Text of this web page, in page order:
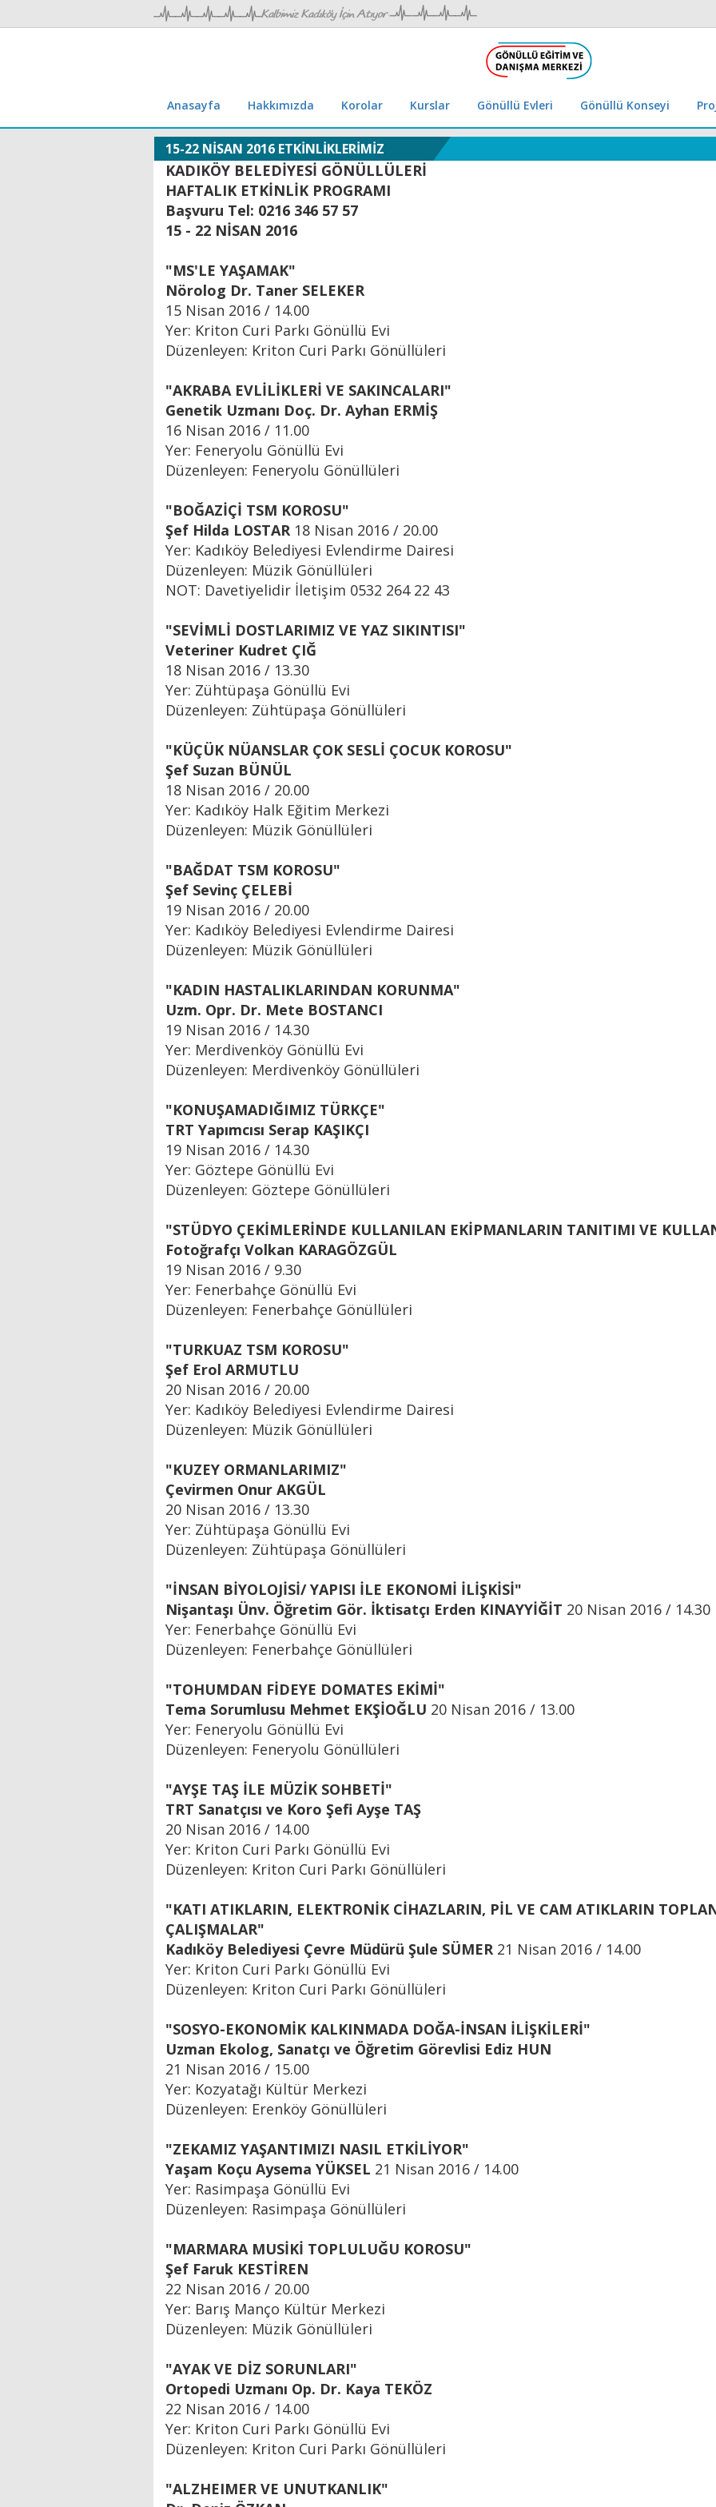
Anasayfa Hakkımızda Korolar Kurslar Gönüllü Evleri Gönüllü Konseyi
15-22 NİSAN 2016 ETKİNLİKLERİMİZ
KADIKÖY BELEDİYESİ GÖNÜLLÜLERİ
HAFTALIK ETKİNLİK PROGRAMI
Başvuru Tel: 0216 346 57 57
15 - 22 NİSAN 2016
"MS'LE YAŞAMAK"
Nörolog Dr. Taner SELEKER
15 Nisan 2016 / 14.00
Yer: Kriton Curi Parkı Gönüllü Evi
Düzenleyen: Kriton Curi Parkı Gönüllüleri
"AKRABA EVLİLİKLERİ VE SAKINCALARI"
Genetik Uzmanı Doç. Dr. Ayhan ERMİŞ
16 Nisan 2016 / 11.00
Yer: Feneryolu Gönüllü Evi
Düzenleyen: Feneryolu Gönüllüleri
"BOĞAZİÇİ TSM KOROSU"
Şef Hilda LOSTAR 18 Nisan 2016 / 20.00
Yer: Kadıköy Belediyesi Evlendirme Dairesi
Düzenleyen: Müzik Gönüllüleri
NOT: Davetiyelidir İletişim 0532 264 22 43
"SEVİMLİ DOSTLARIMIZ VE YAZ SIKINTISI"
Veteriner Kudret ÇIĞ
18 Nisan 2016 / 13.30
Yer: Zühtüpaşa Gönüllü Evi
Düzenleyen: Zühtüpaşa Gönüllüleri
"KÜÇÜK NÜANSLAR ÇOK SESLİ ÇOCUK KOROSU"
Şef Suzan BÜNÜL
18 Nisan 2016 / 20.00
Yer: Kadıköy Halk Eğitim Merkezi
Düzenleyen: Müzik Gönüllüleri
"BAĞDAT TSM KOROSU"
Şef Sevinç ÇELEBİ
19 Nisan 2016 / 20.00
Yer: Kadıköy Belediyesi Evlendirme Dairesi
Düzenleyen: Müzik Gönüllüleri
"KADIN HASTALIKLARINDAN KORUNMA"
Uzm. Opr. Dr. Mete BOSTANCI
19 Nisan 2016 / 14.30
Yer: Merdivenköy Gönüllü Evi
Düzenleyen: Merdivenköy Gönüllüleri
"KONUŞAMADIĞIMIZ TÜRKÇE"
TRT Yapımcısı Serap KAŞIKÇI
19 Nisan 2016 / 14.30
Yer: Göztepe Gönüllü Evi
Düzenleyen: Göztepe Gönüllüleri
"STÜDYO ÇEKİMLERİNDE KULLANILAN EKİPMANLARIN TANITIMI VE
Fotoğrafçı Volkan KARAGÖZGÜL
19 Nisan 2016 / 9.30
Yer: Fenerbahçe Gönüllü Evi
Düzenleyen: Fenerbahçe Gönüllüleri
"TURKUAZ TSM KOROSU"
Şef Erol ARMUTLU
20 Nisan 2016 / 20.00
Yer: Kadıköy Belediyesi Evlendirme Dairesi
Düzenleyen: Müzik Gönüllüleri
"KUZEY ORMANLARIMIZ"
Çevirmen Onur AKGÜL
20 Nisan 2016 / 13.30
Yer: Zühtüpaşa Gönüllü Evi
Düzenleyen: Zühtüpaşa Gönüllüleri
"İNSAN BİYOLOJİSİ/ YAPISI İLE EKONOMİ İLİŞKİSİ"
Nişantaşı Ünv. Öğretim Gör. İktisatçı Erden KINAYYİĞİT 20 Nisan 2016 / 14.30
Yer: Fenerbahçe Gönüllü Evi
Düzenleyen: Fenerbahçe Gönüllüleri
"TOHUMDAN FİDEYE DOMATES EKİMİ"
Tema Sorumlusu Mehmet EKŞİOĞLU 20 Nisan 2016 / 13.00
Yer: Feneryolu Gönüllü Evi
Düzenleyen: Feneryolu Gönüllüleri
"AYŞE TAŞ İLE MÜZİK SOHBETİ"
TRT Sanatçısı ve Koro Şefi Ayşe TAŞ
20 Nisan 2016 / 14.00
Yer: Kriton Curi Parkı Gönüllü Evi
Düzenleyen: Kriton Curi Parkı Gönüllüleri
"KATI ATIKLARIN, ELEKTRONİK CİHAZLARIN, PİL VE CAM ATIKLARIN
ÇALIŞMALAR"
Kadıköy Belediyesi Çevre Müdürü Şule SÜMER 21 Nisan 2016 / 14.00
Yer: Kriton Curi Parkı Gönüllü Evi
Düzenleyen: Kriton Curi Parkı Gönüllüleri
"SOSYO-EKONOMİK KALKINMADA DOĞA-İNSAN İLİŞKİLERİ"
Uzman Ekolog, Sanatçı ve Öğretim Görevlisi Ediz HUN
21 Nisan 2016 / 15.00
Yer: Kozyatağı Kültür Merkezi
Düzenleyen: Erenköy Gönüllüleri
"ZEKAMIZ YAŞANTIMIZI NASIL ETKİLİYOR"
Yaşam Koçu Aysema YÜKSEL 21 Nisan 2016 / 14.00
Yer: Rasimpaşa Gönüllü Evi
Düzenleyen: Rasimpaşa Gönüllüleri
"MARMARA MUSİKİ TOPLULUĞU KOROSU"
Şef Faruk KESTİREN
22 Nisan 2016 / 20.00
Yer: Barış Manço Kültür Merkezi
Düzenleyen: Müzik Gönüllüleri
"AYAK VE DİZ SORUNLARI"
Ortopedi Uzmanı Op. Dr. Kaya TEKÖZ
22 Nisan 2016 / 14.00
Yer: Kriton Curi Parkı Gönüllü Evi
Düzenleyen: Kriton Curi Parkı Gönüllüleri
"ALZHEIMER VE UNUTKANLIK"